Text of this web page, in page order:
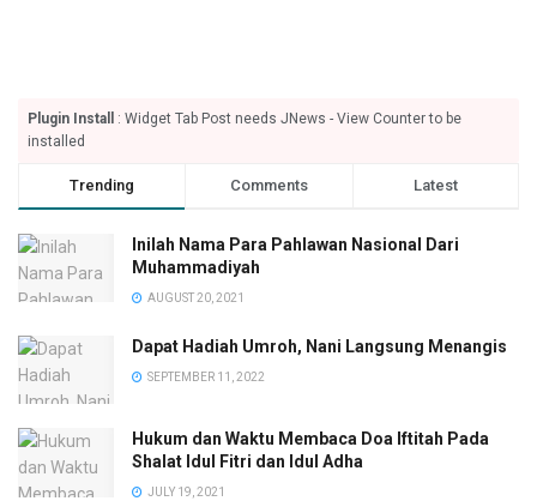
Plugin Install
: Widget Tab Post needs JNews - View Counter to be
installed
Trending Comments Latest
Inilah Nama Para Pahlawan Nasional Dari
Muhammadiyah
AUGUST 20, 2021
Dapat Hadiah Umroh, Nani Langsung Menangis
SEPTEMBER 11, 2022
Hukum dan Waktu Membaca Doa Iftitah Pada
Shalat Idul Fitri dan Idul Adha
JULY 19, 2021